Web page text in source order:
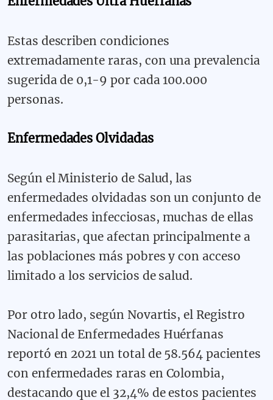
Estas describen condiciones
extremadamente raras, con una prevalencia
sugerida de 0,1-9 por cada 100.000
personas.
Enfermedades Olvidadas
Según el Ministerio de Salud, las
enfermedades olvidadas son un conjunto de
enfermedades infecciosas, muchas de ellas
parasitarias, que afectan principalmente a
las poblaciones más pobres y con acceso
limitado a los servicios de salud.
Por otro lado, según Novartis, el Registro
Nacional de Enfermedades Huérfanas
reportó en 2021 un total de 58.564 pacientes
con enfermedades raras en Colombia,
destacando que el 32,4% de estos pacientes